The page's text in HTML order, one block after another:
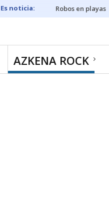
Robos en playas
AZKENA ROCK